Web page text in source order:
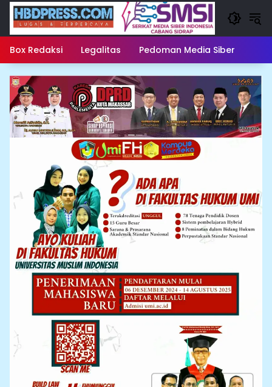
Langsung
konten
Box Redaksi Legalitas Pedoman Media Siber